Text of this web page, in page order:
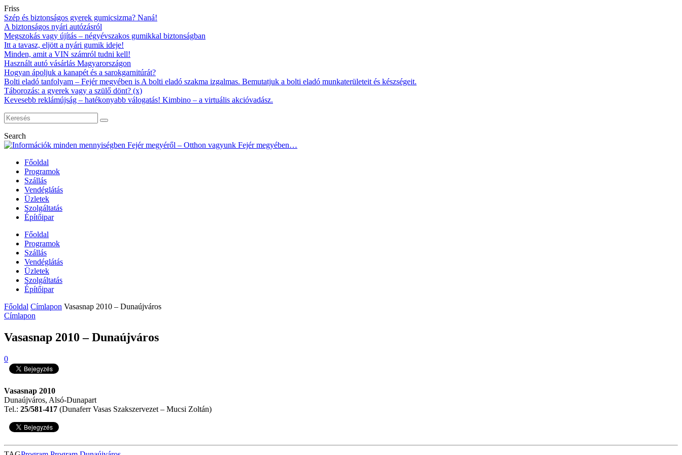
Friss
Szép és biztonságos gyerek gumicsizma? Naná!
A biztonságos nyári autózásról
Megszokás vagy újítás – négyévszakos gumikkal biztonságban
Itt a tavasz, eljött a nyári gumik ideje!
Minden, amit a VIN számról tudni kell!
Használt autó vásárlás Magyarországon
Hogyan ápoljuk a kanapét és a sarokgarnitúrát?
Bolti eladó tanfolyam – Fejér megyében is A bolti eladó szakma izgalmas. Bemutatjuk a bolti eladó munkaterületeit és készségeit.
Táborozás: a gyerek vagy a szülő dönt? (x)
Kevesebb reklámújság – hatékonyabb válogatás! Kimbino – a virtuális akcióvadász.
Search
Főoldal
Programok
Szállás
Vendéglátás
Üzletek
Szolgáltatás
Építőipar
Főoldal
Programok
Szállás
Vendéglátás
Üzletek
Szolgáltatás
Építőipar
Főoldal Címlapon Vasasnap 2010 – Dunaújváros
Címlapon
Vasasnap 2010 – Dunaújváros
0
Vasasnap 2010
Dunaújváros, Alsó-Dunapart
Tel.: 25/581-417 (Dunaferr Vasas Szakszervezet – Mucsi Zoltán)